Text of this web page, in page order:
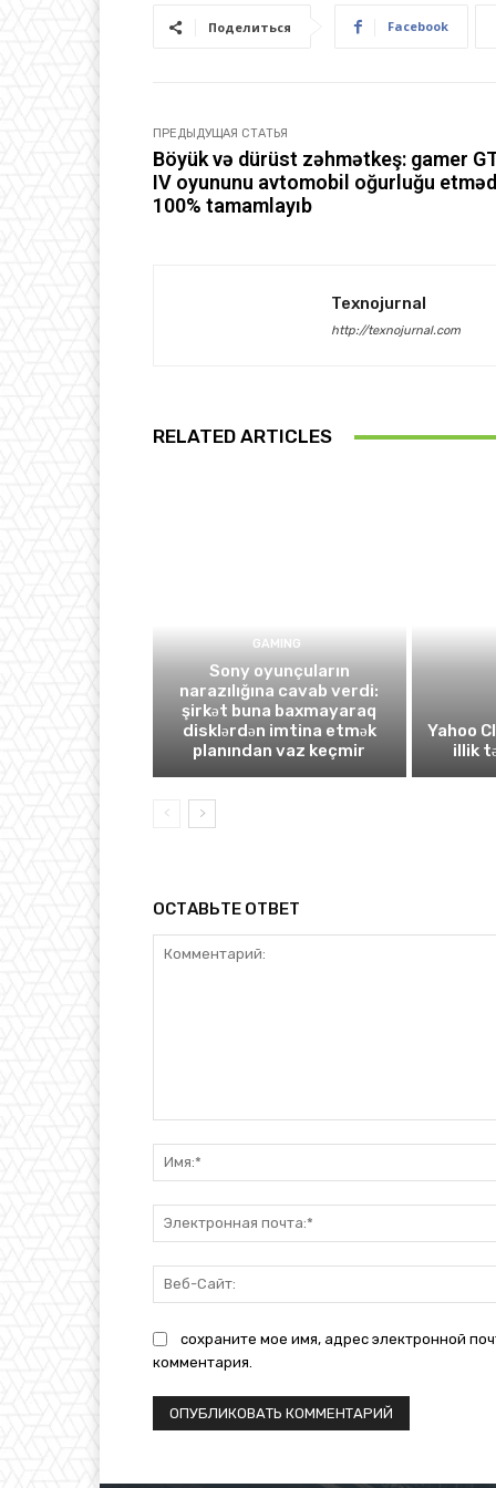
Поделиться Facebook
ПРЕДЫДУЩАЯ СТАТЬЯ
Böyük və dürüst zəhmətkeş: gamer
IV oyununu avtomobil oğurluğu
100% tamamlayıb
Texnojurnal
http://texnojurnal.com
RELATED ARTICLES
GAMING
Sony oyunçuların
narazılığına cavab verdi:
şirkət buna baxmayaraq
disklərdən imtina etmək
planından vaz keçmir
Yahoo
illik
ОСТАВЬТЕ ОТВЕТ
сохраните мое имя, адрес электронной
комментария.